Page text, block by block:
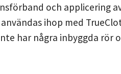
och applicering
ihop med
har några inbyggda rör